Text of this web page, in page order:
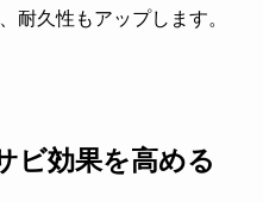
耐久性もアップします。
ビ効果を高める